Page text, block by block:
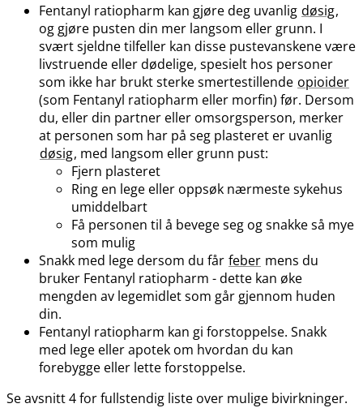
Fentanyl ratiopharm kan gjøre deg uvanlig døsig,
og gjøre pusten din mer langsom eller grunn. I
svært sjeldne tilfeller kan disse pustevanskene være
livstruende eller dødelige, spesielt hos personer
som ikke har brukt sterke smertestillende opioider
(som Fentanyl ratiopharm eller morfin) før. Dersom
du, eller din partner eller omsorgsperson, merker
at personen som har på seg plasteret er uvanlig
døsig, med langsom eller grunn pust:
Fjern plasteret
Ring en lege eller oppsøk nærmeste sykehus
umiddelbart
Få personen til å bevege seg og snakke så mye
som mulig
Snakk med lege dersom du får feber mens du
bruker Fentanyl ratiopharm - dette kan øke
mengden av legemidlet som går gjennom huden
din.
Fentanyl ratiopharm kan gi forstoppelse. Snakk
med lege eller apotek om hvordan du kan
forebygge eller lette forstoppelse.
Se avsnitt 4 for fullstendig liste over mulige bivirkninger.